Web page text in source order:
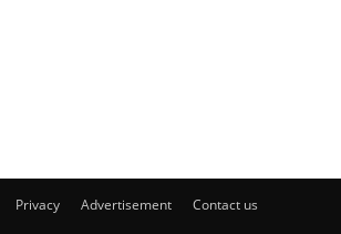
Privacy Advertisement Contact us